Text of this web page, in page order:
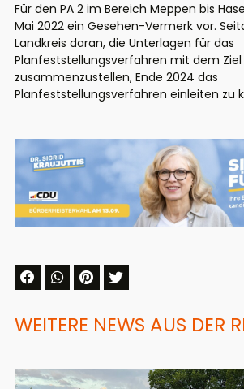
Für den PA 2 im Bereich Meppen bis
Mai 2022 ein Gesehen-Vermerk vor.
Landkreis daran, die Unterlagen für das
Planfeststellungsverfahren mit dem Ziel
zusammenzustellen, Ende 2024 das
Planfeststellungsverfahren einleiten zu
WEITERE NEWS AUS DER